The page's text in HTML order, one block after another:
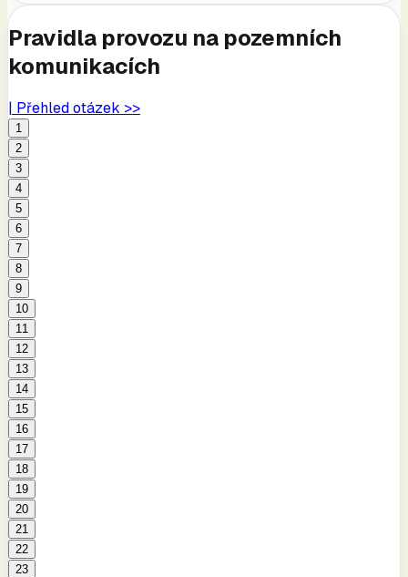
Pravidla provozu na pozemních
komunikacích
| Přehled otázek >>
1
2
3
4
5
6
7
8
9
10
11
12
13
14
15
16
17
18
19
20
21
22
23